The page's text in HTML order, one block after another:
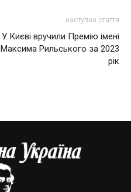
наступна стаття
У Києві вручили Премію імені
Максима Рильського за 2023
рік